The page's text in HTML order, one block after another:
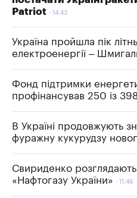
Patriot
14:43
Україна пройшла пік
електроенергії –
Фонд підтримки
профінансував 250 із
В Україні продовжують
фуражну кукурудзу
Свириденко
«Нафтогазу України»
11:46